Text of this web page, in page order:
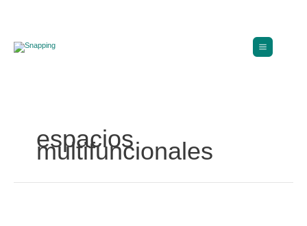
espacios
multifuncionales